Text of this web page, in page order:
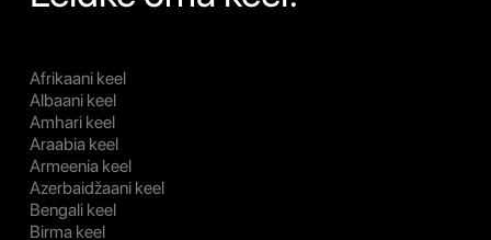
Afrikaani keel
Albaani keel
Amhari keel
Araabia keel
Armeenia keel
Azerbaidžaani keel
Bengali keel
Birma keel